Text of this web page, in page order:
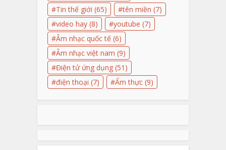
Tin thế giới (65) tên miền (7)
video hay (8) youtube (7)
Âm nhạc quốc tế (6)
Âm nhạc việt nam (9)
Điện tử ứng dụng (51)
điện thoại (7) Ẩm thực (9)